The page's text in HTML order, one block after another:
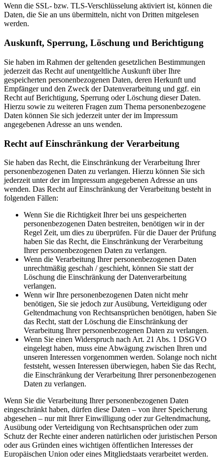
Wenn die SSL- bzw. TLS-Verschlüsselung aktiviert ist, können die
Daten, die Sie an uns übermitteln, nicht von Dritten mitgelesen
werden.
Auskunft, Sperrung, Löschung und Berichtigung
Sie haben im Rahmen der geltenden gesetzlichen Bestimmungen
jederzeit das Recht auf unentgeltliche Auskunft über Ihre
gespeicherten personenbezogenen Daten, deren Herkunft und
Empfänger und den Zweck der Datenverarbeitung und ggf. ein
Recht auf Berichtigung, Sperrung oder Löschung dieser Daten.
Hierzu sowie zu weiteren Fragen zum Thema personenbezogene
Daten können Sie sich jederzeit unter der im Impressum
angegebenen Adresse an uns wenden.
Recht auf Einschränkung der Verarbeitung
Sie haben das Recht, die Einschränkung der Verarbeitung Ihrer
personenbezogenen Daten zu verlangen. Hierzu können Sie sich
jederzeit unter der im Impressum angegebenen Adresse an uns
wenden. Das Recht auf Einschränkung der Verarbeitung besteht in
folgenden Fällen:
Wenn Sie die Richtigkeit Ihrer bei uns gespeicherten
personenbezogenen Daten bestreiten, benötigen wir in der
Regel Zeit, um dies zu überprüfen. Für die Dauer der Prüfung
haben Sie das Recht, die Einschränkung der Verarbeitung
Ihrer personenbezogenen Daten zu verlangen.
Wenn die Verarbeitung Ihrer personenbezogenen Daten
unrechtmäßig geschah / geschieht, können Sie statt der
Löschung die Einschränkung der Datenverarbeitung
verlangen.
Wenn wir Ihre personenbezogenen Daten nicht mehr
benötigen, Sie sie jedoch zur Ausübung, Verteidigung oder
Geltendmachung von Rechtsansprüchen benötigen, haben Sie
das Recht, statt der Löschung die Einschränkung der
Verarbeitung Ihrer personenbezogenen Daten zu verlangen.
Wenn Sie einen Widerspruch nach Art. 21 Abs. 1 DSGVO
eingelegt haben, muss eine Abwägung zwischen Ihren und
unseren Interessen vorgenommen werden. Solange noch nicht
feststeht, wessen Interessen überwiegen, haben Sie das Recht,
die Einschränkung der Verarbeitung Ihrer personenbezogenen
Daten zu verlangen.
Wenn Sie die Verarbeitung Ihrer personenbezogenen Daten
eingeschränkt haben, dürfen diese Daten – von ihrer Speicherung
abgesehen – nur mit Ihrer Einwilligung oder zur Geltendmachung,
Ausübung oder Verteidigung von Rechtsansprüchen oder zum
Schutz der Rechte einer anderen natürlichen oder juristischen Person
oder aus Gründen eines wichtigen öffentlichen Interesses der
Europäischen Union oder eines Mitgliedstaats verarbeitet werden.